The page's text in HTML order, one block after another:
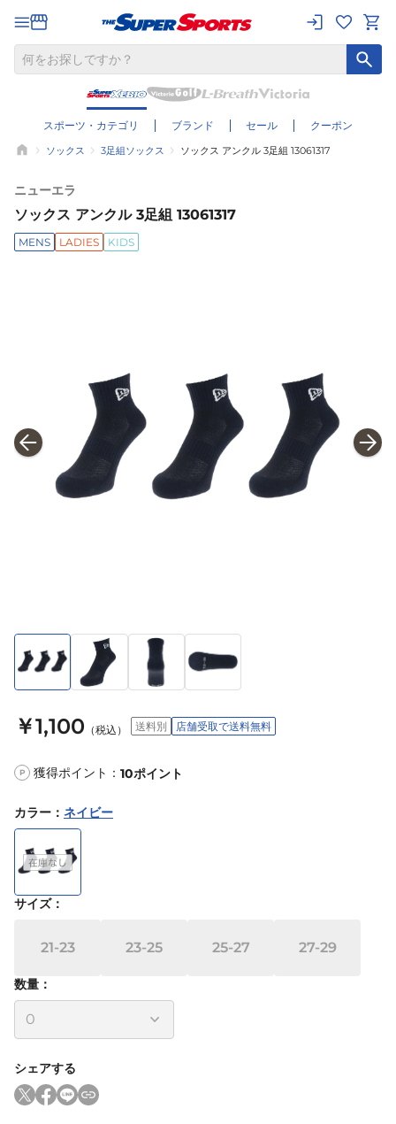
スポーツ・カテゴリ ブランド セール クーポン
ソックス 3足組ソックス ソックス アンクル 3足組 13061317
ニューエラ
ソックス アンクル 3足組 13061317
MENS LADIES KIDS
￥1,100 （税込） 送料別 店舗受取で送料無料
P 獲得ポイント： 10ポイント
カラー ： ネイビー
サイズ：
21-23 23-25 25-27 27-29
数量：
シェアする